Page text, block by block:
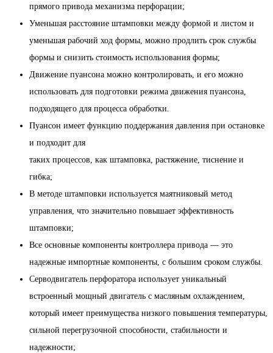
прямого привода механизма перфорации;
Уменьшая расстояние штамповки между формой и листом и
уменьшая рабочий ход формы, можно продлить срок службы
формы и снизить стоимость использования формы;
Движение пуансона можно контролировать, и его можно
использовать для подготовки режима движения пуансона,
подходящего для процесса обработки.
Пуансон имеет функцию поддержания давления при остановке
и подходит для
таких процессов, как штамповка, растяжение, тиснение и
гибка;
В методе штамповки используется маятниковый метод
управления, что значительно повышает эффективность
штамповки;
Все основные компоненты контроллера привода — это
надежные импортные компоненты, с большим сроком службы.
Серводвигатель перфоратора использует уникальный
встроенный мощный двигатель с масляным охлаждением,
который имеет преимущества низкого повышения температуры,
сильной перегрузочной способности, стабильности и
надежности;